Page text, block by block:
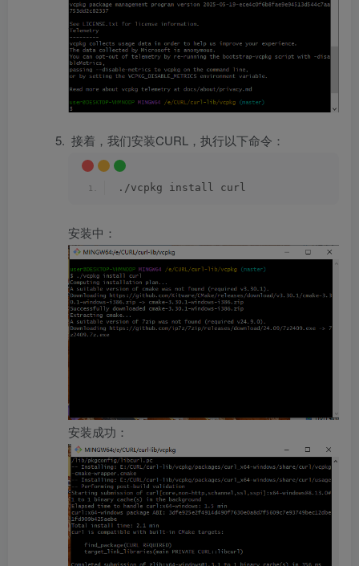
接着，我们安装CURL，执行以下命令：
./vcpkg install curl
安装中：
安装成功：